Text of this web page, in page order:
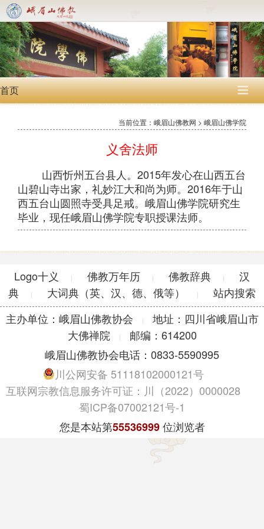
首页 
当前位置：峨眉山佛教网 > 峨眉山佛学院
义舍法师
山西忻州五台县人。2015年发心在山西五台
山碧山寺出家，礼妙江大和尚为师。2016年于山
西五台山圆照寺受具足戒。峨眉山佛学院研究生
毕业，现任峨眉山佛学院专职授课法师。
Logo十义 | 佛教万年历 | 佛教辞典 |
汉
典
| 大词典（英、汉、德、俄等） |
站内搜索
主办单位：峨眉山佛教协会
|
地址：四川省峨眉山市
大佛禅院
|
邮编：614200
峨眉山佛教协会电话：0833-5590995
川公网安备 51118102000121号
互联网宗教信息服务许可证：川（2022）0000028
蜀ICP备07002121号-1
您是本站第55536999位浏览者